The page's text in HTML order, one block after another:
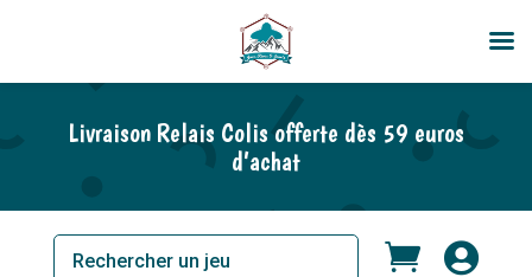
Livraison Relais Colis offerte dès 59 euros
d’achat
 